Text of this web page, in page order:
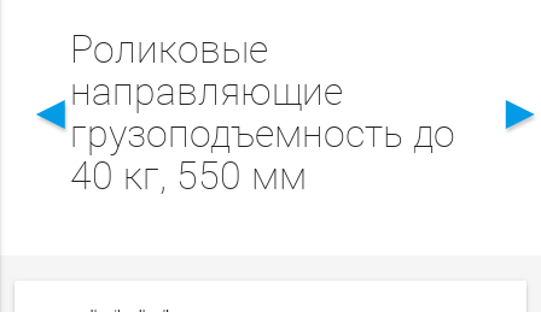
◄
Роликовые
направляющие
грузоподъемность до
40 кг, 550 мм